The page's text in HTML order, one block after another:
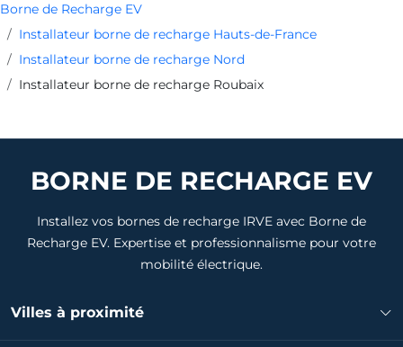
Borne de Recharge EV
Installateur borne de recharge Hauts-de-France
Installateur borne de recharge Nord
Installateur borne de recharge Roubaix
BORNE DE RECHARGE EV
Installez vos bornes de recharge IRVE avec Borne de
Recharge EV. Expertise et professionnalisme pour votre
mobilité électrique.
Villes à proximité